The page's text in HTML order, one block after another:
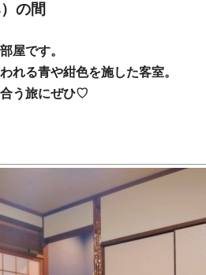
の間
屋です。
れる青や紺色を施した客室。
う旅にぜひ♡